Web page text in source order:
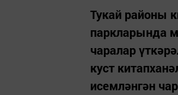
Тукай районы
паркларында
чаралар
куст
исемләнгән